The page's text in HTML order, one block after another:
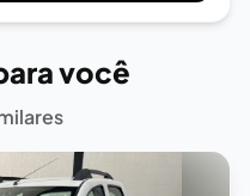
você